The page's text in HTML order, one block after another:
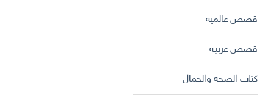
قصص عالمية
قصص عربية
كتاب الصحة والجمال